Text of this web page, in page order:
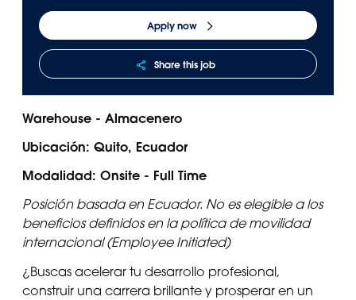
Apply now
Share this job
Warehouse - Almacenero
Ubicación: Quito, Ecuador
Modalidad: Onsite - Full Time
Posición basada en Ecuador. No es elegible a los
beneficios definidos en la política de movilidad
internacional (Employee Initiated)
¿Buscas acelerar tu desarrollo profesional,
construir una carrera brillante y prosperar en un